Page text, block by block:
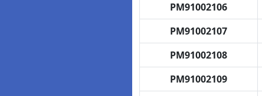
PM91002106
PM91002107
PM91002108
PM91002109